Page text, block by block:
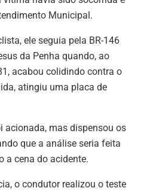
Municipal.
ele seguia pela BR-146
da Penha quando, ao
acabou colidindo contra o
atingiu uma placa de
acionada, mas dispensou os
que a análise seria feita
a cena do acidente.
o condutor realizou o teste